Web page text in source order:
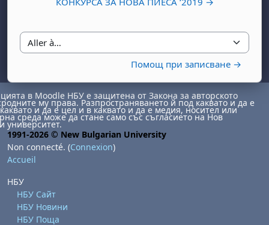
Aller à…
Помощ при записване →
в Moodle НБУ е защитена от Закона за авторското
му права. Разпространяването й под каквато и да е
и да е цел и в каквато и да е медия, носител или
среда може да стане само със съгласието на Нов
университет.
1991-2026 © New Bulgarian University
Non connecté. (Connexion)
Accueil
НБУ
НБУ Сайт
НБУ Новини
НБУ Поща